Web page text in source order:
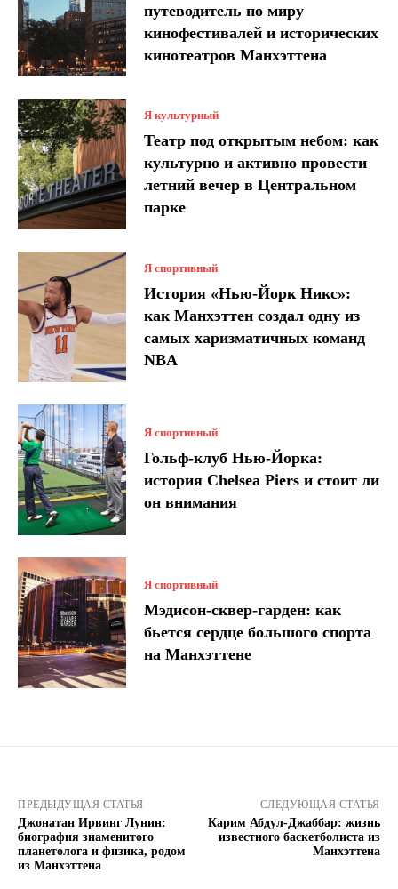
путеводитель по миру
кинофестивалей и исторических
кинотеатров Манхэттена
Я культурный
Театр под открытым небом: как
культурно и активно провести
летний вечер в Центральном
парке
Я спортивный
История «Нью-Йорк Никс»:
как Манхэттен создал одну из
самых харизматичных команд
NBA
Я спортивный
Гольф-клуб Нью-Йорка:
история Chelsea Piers и стоит ли
он внимания
Я спортивный
Мэдисон-сквер-гарден: как
бьется сердце большого спорта
на Манхэттене
ПРЕДЫДУЩАЯ СТАТЬЯ
Джонатан Ирвинг Лунин:
биография знаменитого
планетолога и физика, родом
из Манхэттена
СЛЕДУЮЩАЯ СТАТЬЯ
Карим Абдул-Джаббар: жизнь
известного баскетболиста из
Манхэттена